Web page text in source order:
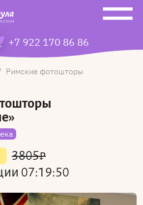
+7 922 170 86 86
Римские фотошторы
3805₽
07:19:50